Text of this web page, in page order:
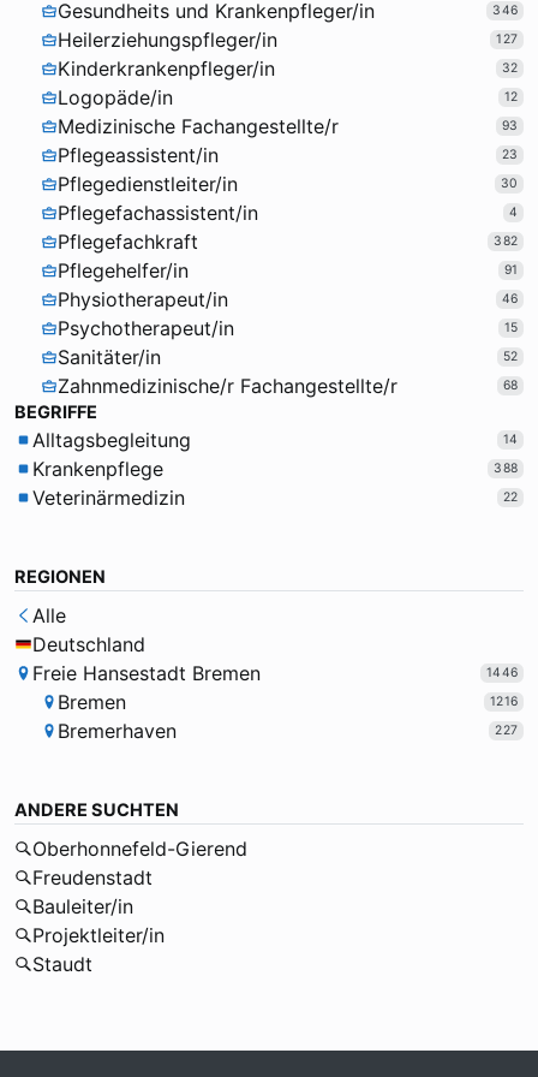
Gesundheits und Krankenpfleger/in 346
Heilerziehungspfleger/in 127
Kinderkrankenpfleger/in 32
Logopäde/in 12
Medizinische Fachangestellte/r 93
Pflegeassistent/in 23
Pflegedienstleiter/in 30
Pflegefachassistent/in 4
Pflegefachkraft 382
Pflegehelfer/in 91
Physiotherapeut/in 46
Psychotherapeut/in 15
Sanitäter/in 52
Zahnmedizinische/r Fachangestellte/r 68
BEGRIFFE
Alltagsbegleitung 14
Krankenpflege 388
Veterinärmedizin 22
REGIONEN
Alle
Deutschland
Freie Hansestadt Bremen
1446
Bremen 1216
Bremerhaven 227
ANDERE SUCHTEN
Oberhonnefeld-Gierend
Freudenstadt
Bauleiter/in
Projektleiter/in
Staudt